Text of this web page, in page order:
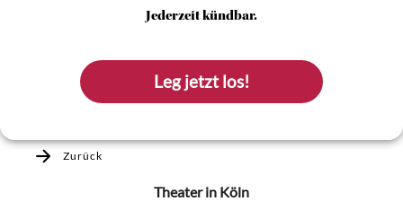
Jederzeit kündbar.
Leg jetzt los!
Zurück
Theaterin Köln